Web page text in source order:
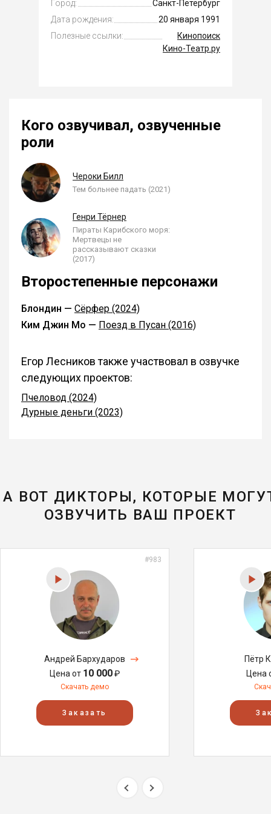
Город:
Санкт-Петербург
Дата рождения:
20 января 1991
Полезные ссылки:
Кинопоиск
Кино-Театр.ру
Кого озвучивал, озвученные
роли
Чероки Билл
Тем больнее падать (2021)
Генри Тёрнер
Пираты Карибского моря:
Мертвецы не
рассказывают сказки
(2017)
Второстепенные персонажи
Блондин — Сёрфер (2024)
Ким Джин Мо — Поезд в Пусан (2016)
Егор Лесников также участвовал в озвучке
следующих проектов:
Пчеловод (2024)
Дурные деньги (2023)
А ВОТ ДИКТОРЫ, КОТОРЫЕ
ОЗВУЧИТЬ ВАШ ПРОЕКТ
#983
Андрей Бархударов
Цена от 10 000₽
Скачать демо
Заказать
Пётр
Цена